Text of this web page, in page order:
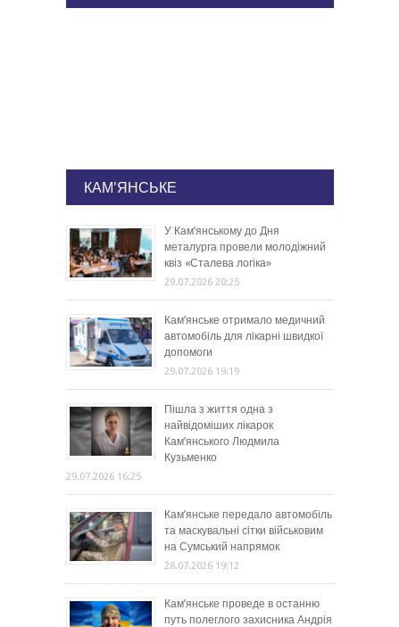
КАМ'ЯНСЬКЕ
У Кам’янському до Дня
металурга провели молодіжний
квіз «Сталева логіка»
29.07.2026 20:25
Кам’янське отримало медичний
автомобіль для лікарні швидкої
допомоги
29.07.2026 19:19
Пішла з життя одна з
найвідоміших лікарок
Кам’янського Людмила
Кузьменко
29.07.2026 16:25
Кам’янське передало автомобіль
та маскувальні сітки військовим
на Сумський напрямок
28.07.2026 19:12
Кам’янське проведе в останню
путь полеглого захисника Андрія